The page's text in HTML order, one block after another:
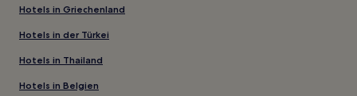
Hotels in Griechenland
Hotels in der Türkei
Hotels in Thailand
Hotels in Belgien